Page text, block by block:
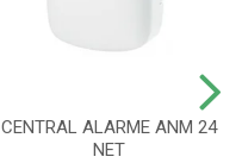
CENTRAL ALARME ANM 24
NET